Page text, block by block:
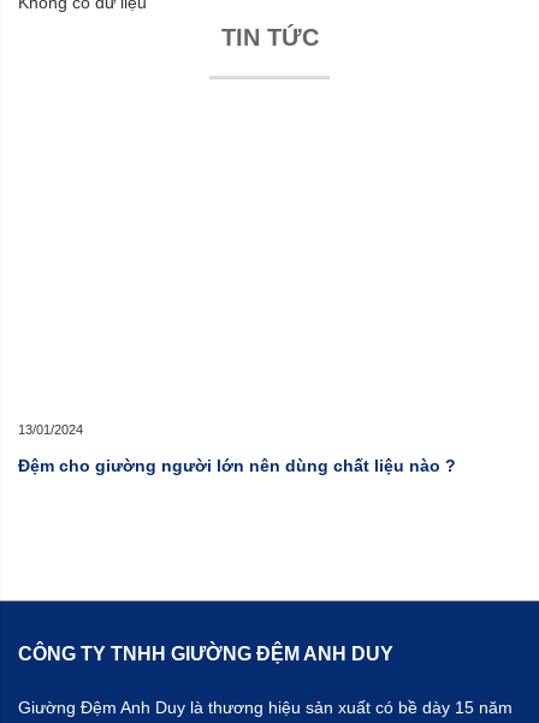
TIN TỨC
13/01/2024
Đệm cho giường người lớn nên dùng chất liệu nào ?
CÔNG TY TNHH GIƯỜNG ĐỆM ANH DUY
Giường Đệm Anh Duy là thương hiệu sản xuất có bề dày 15 năm